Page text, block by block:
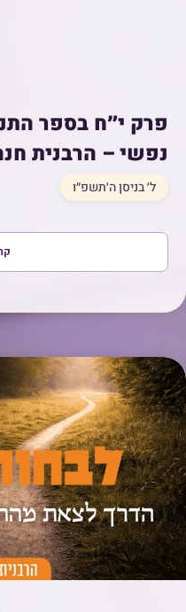
פרק י״ח בספר
נפשי – הרבנית
ל׳ בניסן ה׳תשפ״ו